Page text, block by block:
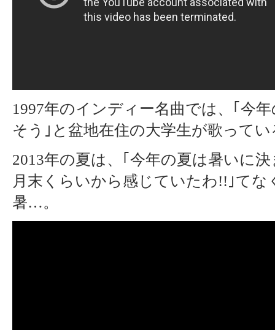
1997年のインディー名曲では、｢今
そう｣と盆地在住の大学生が歌ってい
2013年の夏は、｢今年の夏は暑いに
月末くらいから感じていたわ!!｣てな
暑…。